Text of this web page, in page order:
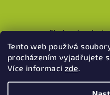
Tento web používá
procházením vyjadřujete
Více informacízde.
Sledovat na
Pinterest